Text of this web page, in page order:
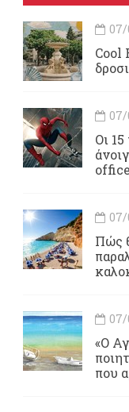
Cool
Οι
office
Πώς
«Ο
που